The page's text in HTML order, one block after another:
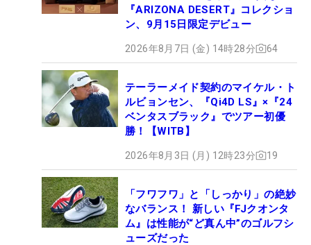
『ARIZONA DESERT』コレクショ
ン、9月15日限定デビュー
2026年8月7日 (金) 14時28分 64
テーラーメイド契約のマイケル・ト
ルビョンセン、『Qi4D LS』×『24
ベンタスブラック』でツアー初優
勝！【WITB】
2026年8月3日 (月) 12時23分 19
「フワフワ」と「しっかり」の絶妙
なバランス！ 新しい『FJクオンタ
ム』は性能が“ど真ん中”のゴルフシ
ューズだった